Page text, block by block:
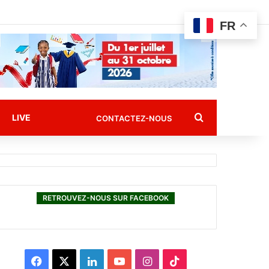
LIVE CONTACTEZ-NOUS Rechercher
RETROUVEZ-NOUS SUR FACEBOOK
L
I
FR